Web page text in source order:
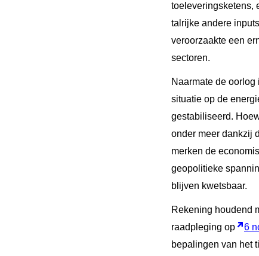
toeleveringsketens,
talrijke andere
veroorzaakte een
sectoren.
Naarmate de
situatie op de
gestabiliseerd.
onder meer dankzij
merken de
geopolitieke
blijven kwetsbaar.
Rekening houdend
raadpleging op
6
bepalingen van het